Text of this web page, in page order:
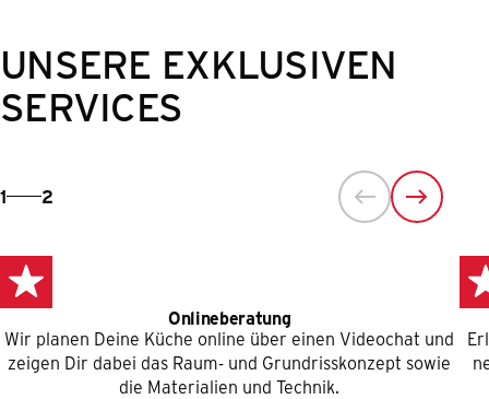
UNSERE EXKLUSIVEN
SERVICES
1 2
Onlineberatung
Wir planen Deine Küche online über einen Videochat und
zeigen Dir dabei das Raum- und Grundrisskonzept sowie
die Materialien und Technik.